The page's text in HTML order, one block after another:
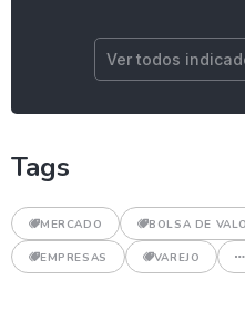
Ver todos
Tags
MERCADO BOLSA DE
EMPRESAS VAREJO